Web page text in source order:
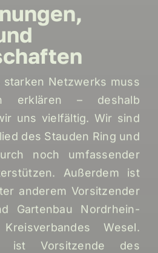
starken Netzwerks muss
erklären – deshalb
uns vielfältig. Wir sind
des Stauden Ring und
noch umfassender
Außerdem ist
anderem Vorsitzender
Gartenbau Nordrhein-
Wesel.
ist Vorsitzende des